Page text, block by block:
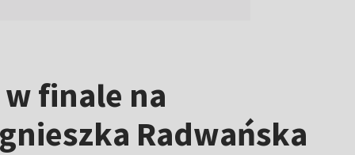
finale na
Radwańska